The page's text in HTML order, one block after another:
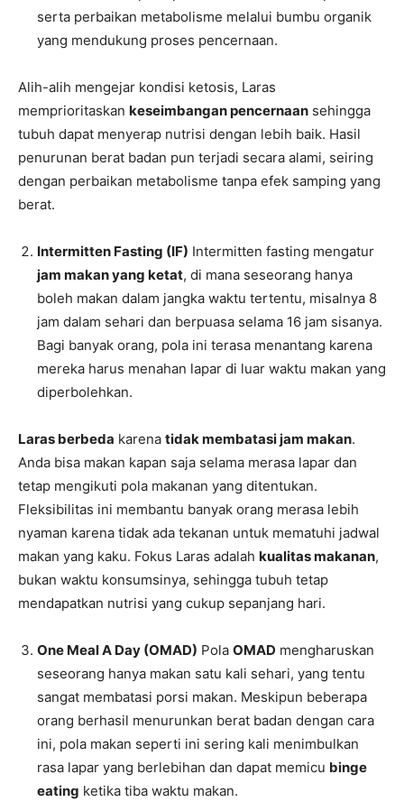
serta perbaikan metabolisme melalui bumbu organik
yang mendukung proses pencernaan.
Alih-alih mengejar kondisi ketosis, Laras
memprioritaskan keseimbangan pencernaan sehingga
tubuh dapat menyerap nutrisi dengan lebih baik. Hasil
penurunan berat badan pun terjadi secara alami, seiring
dengan perbaikan metabolisme tanpa efek samping yang
berat.
Intermitten Fasting (IF) Intermitten fasting mengatur
jam makan yang ketat, di mana seseorang hanya
boleh makan dalam jangka waktu tertentu, misalnya 8
jam dalam sehari dan berpuasa selama 16 jam sisanya.
Bagi banyak orang, pola ini terasa menantang karena
mereka harus menahan lapar di luar waktu makan yang
diperbolehkan.
Laras berbeda karena tidak membatasi jam makan.
Anda bisa makan kapan saja selama merasa lapar dan
tetap mengikuti pola makanan yang ditentukan.
Fleksibilitas ini membantu banyak orang merasa lebih
nyaman karena tidak ada tekanan untuk mematuhi jadwal
makan yang kaku. Fokus Laras adalah kualitas makanan,
bukan waktu konsumsinya, sehingga tubuh tetap
mendapatkan nutrisi yang cukup sepanjang hari.
One Meal A Day (OMAD) Pola OMAD mengharuskan
seseorang hanya makan satu kali sehari, yang tentu
sangat membatasi porsi makan. Meskipun beberapa
orang berhasil menurunkan berat badan dengan cara
ini, pola makan seperti ini sering kali menimbulkan
rasa lapar yang berlebihan dan dapat memicu binge
eating ketika tiba waktu makan.